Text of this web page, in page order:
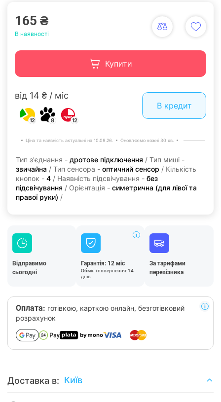
165 ₴
В наявності
Купити
від 14 ₴ / міс
12 8 12
В кредит
Ціна та наявність актуальні на 10.08.26. Оновлюємо кожні 30 хв.
Тип з'єднання - дротове підключення / Тип миші -
звичайна / Тип сенсора - оптичний сенсор / Кількість
кнопок - 4 / Наявність підсвічування - без
підсвічування / Орієнтація - симетрична (для лівої та
правої руки) /
Відправимо
сьогодні
Гарантія: 12 міс
Обмін і повернення: 14
днів
За тарифами
перевізника
Оплата: готівкою, карткою онлайн, безготівковий
розрахунок
Доставка в: Київ